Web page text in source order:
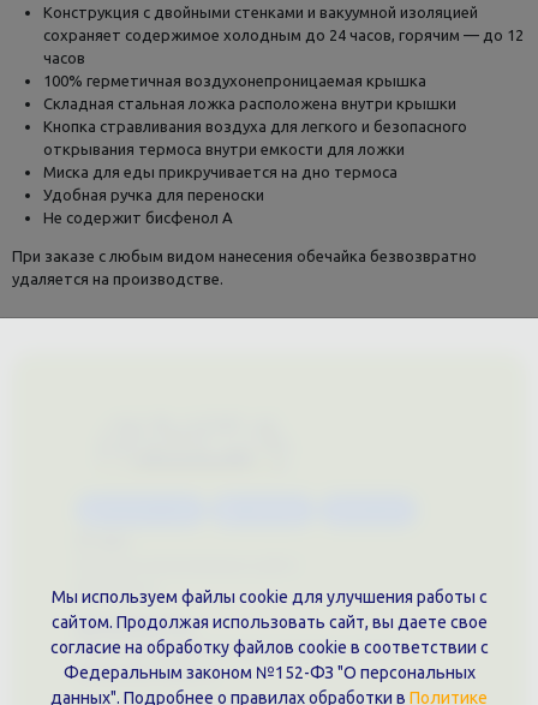
Конструкция с двойными стенками и вакуумной изоляцией
сохраняет содержимое холодным до 24 часов, горячим — до 12
часов
100% герметичная воздухонепроницаемая крышка
Складная стальная ложка расположена внутри крышки
Кнопка стравливания воздуха для легкого и безопасного
открывания термоса внутри емкости для ложки
Миска для еды прикручивается на дно термоса
Удобная ручка для переноски
Не содержит бисфенол А
При заказе с любым видом нанесения обечайка безвозвратно
удаляется на производстве.
Документы
Политика обработки персональных данных
Публичная оферта
Мы используем файлы cookie для улучшения работы с
сайтом. Продолжая использовать сайт, вы даете свое
согласие на обработку файлов cookie в соответствии с
Федеральным законом №152-ФЗ "О персональных
данных". Подробнее о правилах обработки в Политике